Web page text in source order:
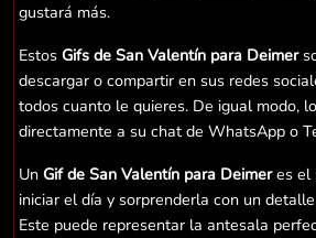
gustará más.
Estos Gifs de San Valentín para Deimer
descargar o compartir en sus redes
todos cuanto le quieres. De igual modo,
directamente a su chat de WhatsApp o
Un Gif de San Valentín para Deimeres el
iniciar el día y sorprenderla con un
Este puede representar la antesala